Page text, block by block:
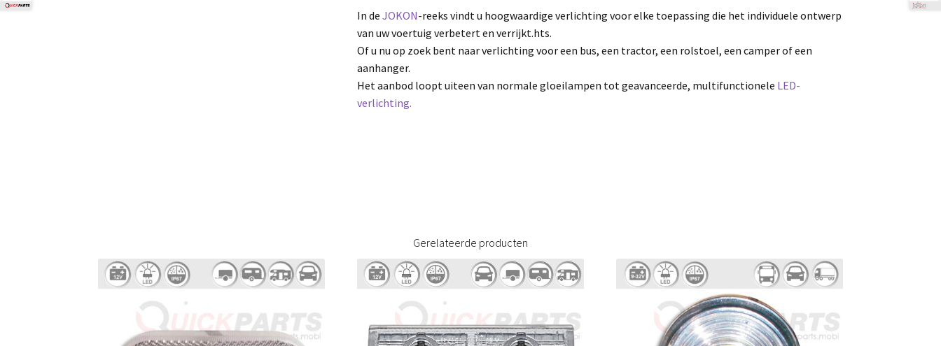
In deJOKON-reeks vindt u hoogwaardige verlichting voor elke toepassing die het individuele ontwerp
van uw voertuig verbetert en verrijkt.hts.
Of u nu op zoek bent naar verlichting voor een bus, een tractor, een rolstoel, een camper of een
aanhanger.
Het aanbod loopt uiteen van normale gloeilampen tot geavanceerde, multifunctionele LED-
verlichting.
Gerelateerde producten